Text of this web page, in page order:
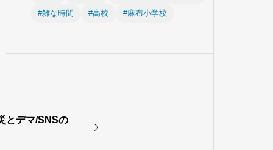
#雑な時間
#高校 #麻布小学校
とデマ/SNSの